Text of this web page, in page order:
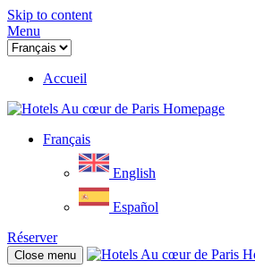
Skip to content
Menu
Accueil
Français
English
Español
Réserver
Close menu